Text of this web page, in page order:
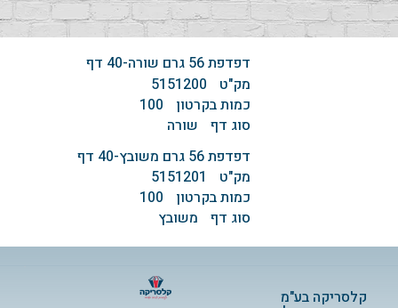
מק"ט
5151200
סוג דף
שורה
כמות בקרטון 100
דפדפת ‏‏56 גרם שורה-‏‏40 דף
מק"ט
5151201
סוג דף
משובץ
כמות בקרטון 100
דפדפת ‏‏56 גרם משובץ-‏‏40 דף
קלסריקה בע"מ